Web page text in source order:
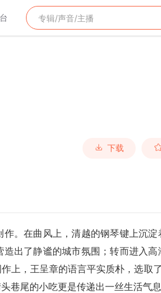
下载
作。在曲风上，清越的钢琴键上沉
出了静谧的城市氛围；转而进入高
上，王呈章的语言平实质朴，选取
巷尾的小吃更是传递出一丝生活气息